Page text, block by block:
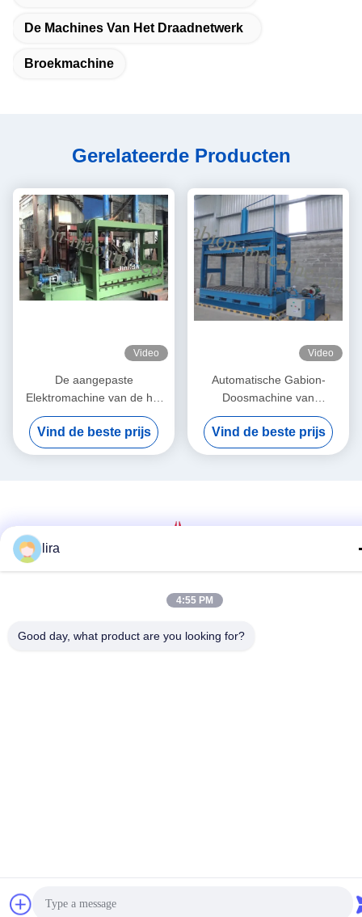
De Machines Van Het Draadnetwerk
Broekmachine
Gerelateerde Producten
Video
De aangepaste
Elektromachine van de het
Netwerkverpakking van
Doosgabion voor Draad het
Opleveren en Pers 2x1x1m
Vind de beste prijs
Video
Automatische Gabion-
Doosmachine van
Rek/Drukplaat/Oliecilinder en
de Eenheid van de Oliepomp
Vind de beste prijs
lira
4:55 PM
Good day, what product are you looking for?